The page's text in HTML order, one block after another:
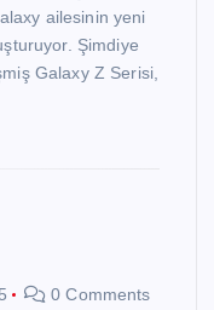
ailesinin yeni
Şimdiye
Galaxy Z Serisi,
0 Comments